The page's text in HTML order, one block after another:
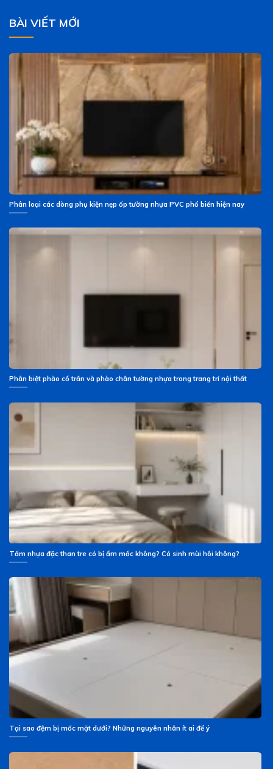
BÀI VIẾT MỚI
Phân loại các dòng phụ kiện nẹp ốp tường nhựa PVC phổ biến hiện nay
Phân biệt phào cổ trần và phào chân tường nhựa trong trang trí nội thất
Tấm nhựa đặc than tre có bị ẩm mốc không? Có sinh mùi hôi không?
Tại sao đệm bị mốc mặt dưới? Những nguyên nhân ít ai để ý